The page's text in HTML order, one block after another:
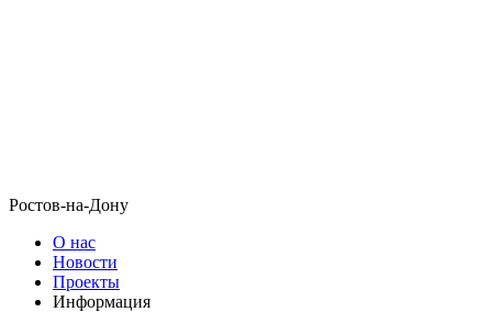
Ростов-на-Дону
О нас
Новости
Проекты
Информация